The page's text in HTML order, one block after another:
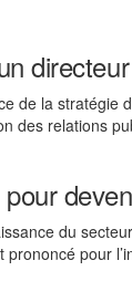
de la stratégie
des relations
du
pour